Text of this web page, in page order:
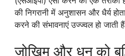
की निगरानी में अनुशासन और धैर्य
करने की संभावनाएं उज्ज्वल हो जाती
जोखिम और धन को